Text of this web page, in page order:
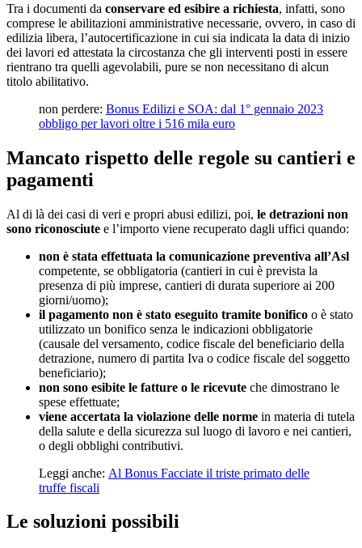
Tra i documenti da conservare ed esibire a richiesta, infatti, sono
comprese le abilitazioni amministrative necessarie, ovvero, in caso di
edilizia libera, l’autocertificazione in cui sia indicata la data di inizio
dei lavori ed attestata la circostanza che gli interventi posti in essere
rientrano tra quelli agevolabili, pure se non necessitano di alcun
titolo abilitativo.
non perdere: Bonus Edilizi e SOA: dal 1° gennaio 2023
obbligo per lavori oltre i 516 mila euro
Mancato rispetto delle regole su cantieri e
pagamenti
Al di là dei casi di veri e propri abusi edilizi, poi, le detrazioni non
sono riconosciute e l’importo viene recuperato dagli uffici quando:
non è stata effettuata la comunicazione preventiva all’Asl
competente, se obbligatoria (cantieri in cui è prevista la
presenza di più imprese, cantieri di durata superiore ai 200
giorni/uomo);
il pagamento non è stato eseguito tramite bonifico o è stato
utilizzato un bonifico senza le indicazioni obbligatorie
(causale del versamento, codice fiscale del beneficiario della
detrazione, numero di partita Iva o codice fiscale del soggetto
beneficiario);
non sono esibite le fatture o le ricevute che dimostrano le
spese effettuate;
viene accertata la violazione delle norme in materia di tutela
della salute e della sicurezza sul luogo di lavoro e nei cantieri,
o degli obblighi contributivi.
Leggi anche: Al Bonus Facciate il triste primato delle
truffe fiscali
Le soluzioni possibili